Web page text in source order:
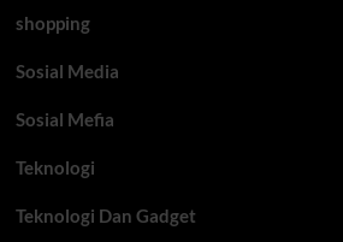
shopping
Sosial Media
Sosial Mefia
Teknologi
Teknologi Dan Gadget